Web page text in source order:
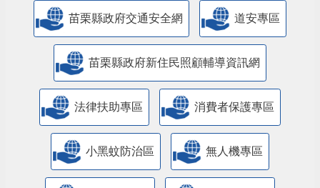
苗栗縣政府交通安全網 道安專區
苗栗縣政府新住民照顧輔導資訊網
法律扶助專區 消費者保護專區
小黑蚊防治區 無人機專區